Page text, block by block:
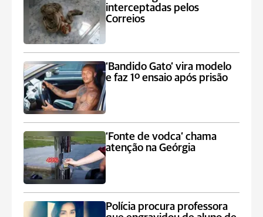
interceptadas pelos
Correios
‘Bandido Gato’ vira modelo
e faz 1º ensaio após prisão
‘Fonte de vodca’ chama
atenção na Geórgia
Polícia procura professora